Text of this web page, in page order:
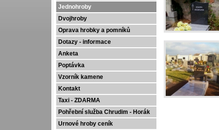
Jednohroby
Dvojhroby
Oprava hrobky a pomníků
Dotazy - informace
Anketa
Poptávka
Vzorník kamene
Kontakt
Taxi - ZDARMA
Pohřební služba Chrudim - Horák
Urnové hroby ceník